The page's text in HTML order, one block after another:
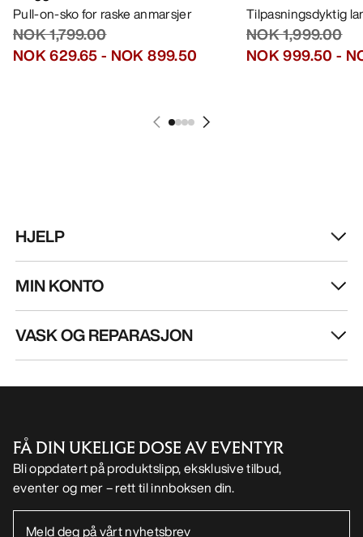
Pull-on-sko for raske anmarsjer
NOK 1,799.00
NOK 629.65- NOK 899.50
Tilpasningsdyktig
NOK 1,999.00
NOK 999.50 -
HJELP
MIN KONTO
VASK OG REPARASJON
FÅ DIN UKELIGE DOSE AV EVENTYR
Bli oppdatert på produktslipp, eksklusive tilbud,
eventer og mer – rett til innboksen din.